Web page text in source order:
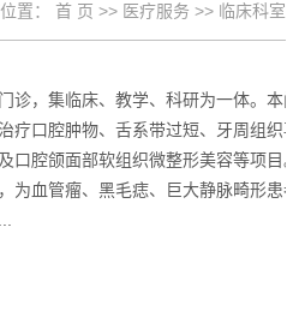
置： 首 页 >> 医疗服务 >> 临床科室
诊，集临床、教学、科研为一体。本
疗口腔肿物、舌系带过短、牙周组织再
口腔颌面部软组织微整形美容等项目
为血管瘤、黑毛痣、巨大静脉畸形患